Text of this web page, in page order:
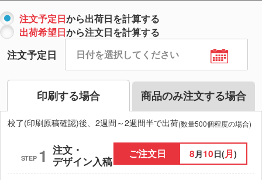
注文予定日から出荷日を計算する
出荷希望日から注文日を計算する
注文予定日
印刷する場合 商品のみ注文する場合
校了(印刷原稿確認)後、2週間～2週間半で出荷(数量500個程度の場合)
STEP 1 注文・
デザイン入稿
ご注文日 8月10日(月)